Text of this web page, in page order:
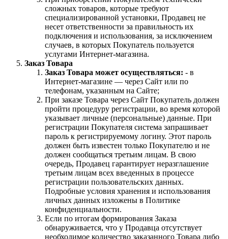
сложных товаров, которые требуют
специализированной установки, Продавец не
несет ответственности за правильность их
подключения и использования, за исключением
случаев, в которых Покупатель пользуется
услугами Интернет-магазина.
Заказ Товара
Заказ Товара может осуществляться: - в
Интернет-магазине — через Сайт или по
телефонам, указанным на Сайте;
При заказе Товара через Сайт Покупатель должен
пройти процедуру регистрации, во время которой
указывает личные (персональные) данные. При
регистрации Покупателя система запрашивает
пароль к регистрируемому логину. Этот пароль
должен быть известен только Покупателю и не
должен сообщаться третьим лицам. В свою
очередь, Продавец гарантирует неразглашение
третьим лицам всех введенных в процессе
регистрации пользовательских данных.
Подробные условия хранения и использования
личных данных изложены в Политике
конфиденциальности.
Если по итогам формирования Заказа
обнаруживается, что у Продавца отсутствует
необходимое количество заказанного Товара либо